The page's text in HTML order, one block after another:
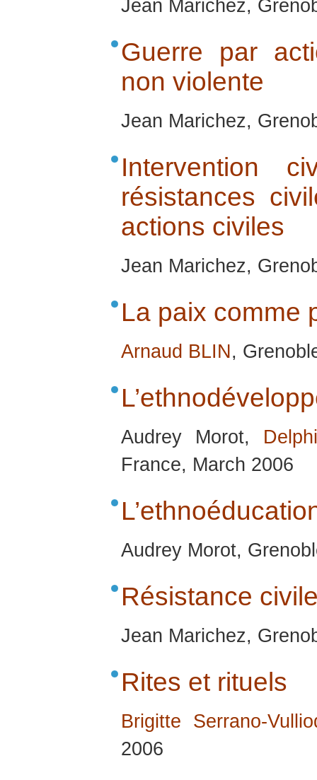
Jean Marichez,
Guerre par
non violente
Jean Marichez,
Intervention
résistances
actions civiles
Jean Marichez,
La paix comme
Arnaud BLIN,
Audrey Morot,
France, March 2006
Audrey Morot,
Résistance
Jean Marichez,
Rites et rituels
Brigitte Serrano-
2006